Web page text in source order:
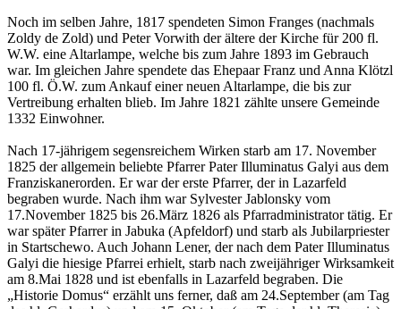
Noch im selben Jahre, 1817 spendeten Simon Franges (nachmals
Zoldy de Zold) und Peter Vorwith der ältere der Kirche für 200 fl.
W.W. eine Altarlampe, welche bis zum Jahre 1893 im Gebrauch
war. Im gleichen Jahre spendete das Ehepaar Franz und Anna Klötzl
100 fl. Ö.W. zum Ankauf einer neuen Altarlampe, die bis zur
Vertreibung erhalten blieb. Im Jahre 1821 zählte unsere Gemeinde
1332 Einwohner.
Nach 17-jährigem segensreichem Wirken starb am 17. November
1825 der allgemein beliebte Pfarrer Pater Illuminatus Galyi aus dem
Franziskanerorden. Er war der erste Pfarrer, der in Lazarfeld
begraben wurde. Nach ihm war Sylvester Jablonsky vom
17.November 1825 bis 26.März 1826 als Pfarradministrator tätig. Er
war später Pfarrer in Jabuka (Apfeldorf) und starb als Jubilarpriester
in Startschewo. Auch Johann Lener, der nach dem Pater Illuminatus
Galyi die hiesige Pfarrei erhielt, starb nach zweijähriger Wirksamkeit
am 8.Mai 1828 und ist ebenfalls in Lazarfeld begraben. Die
„Historie Domus“ erzählt uns ferner, daß am 24.September (am Tag